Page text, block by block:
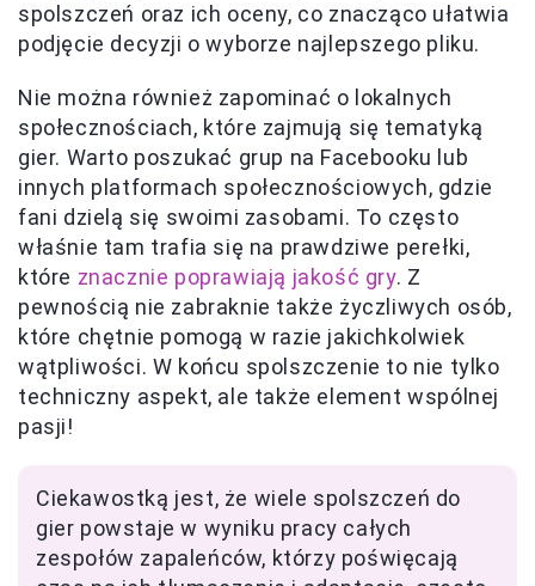
spolszczeń oraz ich oceny, co znacząco ułatwia
podjęcie decyzji o wyborze najlepszego pliku.
Nie można również zapominać o lokalnych
społecznościach, które zajmują się tematyką
gier. Warto poszukać grup na Facebooku lub
innych platformach społecznościowych, gdzie
fani dzielą się swoimi zasobami. To często
właśnie tam trafia się na prawdziwe perełki,
które znacznie poprawiają jakość gry. Z
pewnością nie zabraknie także życzliwych osób,
które chętnie pomogą w razie jakichkolwiek
wątpliwości. W końcu spolszczenie to nie tylko
techniczny aspekt, ale także element wspólnej
pasji!
Ciekawostką jest, że wiele spolszczeń do
gier powstaje w wyniku pracy całych
zespołów zapaleńców, którzy poświęcają